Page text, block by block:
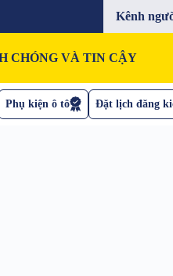
Kênh
CHÓNG VÀ TIN CẬY
Phụ kiện ô tô Đặt lịch đăng